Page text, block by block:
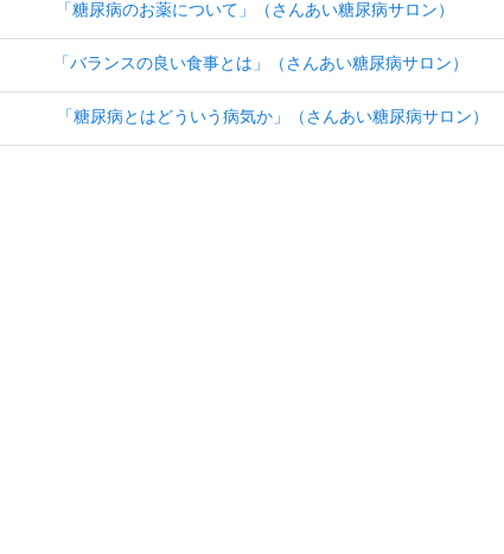
「糖尿病のお薬について」（さんあい糖尿病サロン）
「バランスの良い食事とは」（さんあい糖尿病サロン）
「糖尿病とはどういう病気か」（さんあい糖尿病サロン）